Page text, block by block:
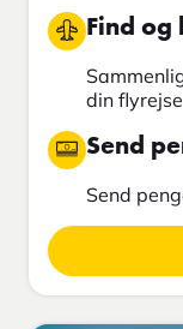
Find og
din flyrejse
Send
Send